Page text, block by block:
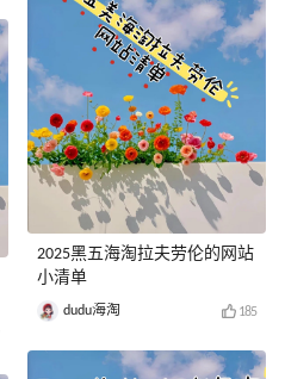
2025黑五海淘拉夫劳伦的网站
小清单
dudu海淘 185